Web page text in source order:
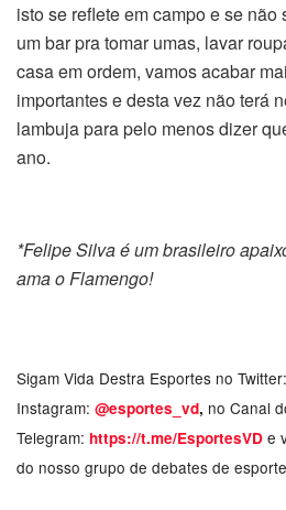
isto se reflete em campo e se não
um bar pra tomar umas, lavar
casa em ordem, vamos acabar
importantes e desta vez não terá
lambuja para pelo menos dizer
ano.
*Felipe Silva é um brasileiro
ama o Flamengo!
Sigam Vida Destra Esportes no Twitter:
Instagram: @esportes_vd, no Canal
Telegram: https://t.me/EsportesVD e
do nosso grupo de debates de